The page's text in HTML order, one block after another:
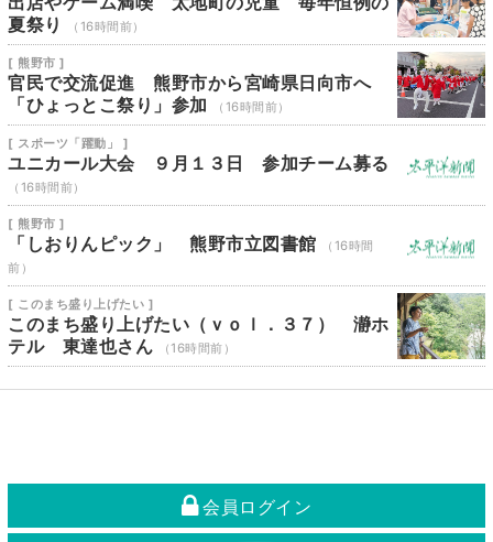
夏祭り
（16時間前）
[ 熊野市 ]
官民で交流促進 熊野市から宮崎県日向市へ
「ひょっとこ祭り」参加
（16時間前）
[ スポーツ「躍動」 ]
ユニカール大会 ９月１３日 参加チーム募る
（16時間前）
[ 熊野市 ]
「しおりんピック」 熊野市立図書館
（16時間
前）
[ このまち盛り上げたい ]
このまち盛り上げたい（ｖｏｌ．３７） 瀞ホ
テル 東達也さん
（16時間前）
会員ログイン